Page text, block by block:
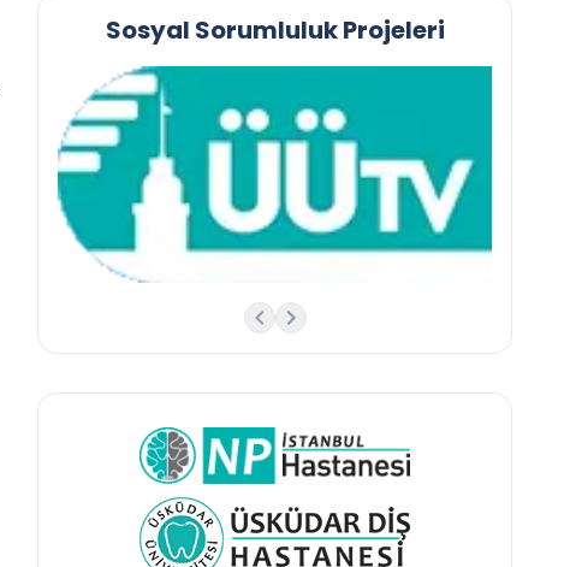
Sosyal Sorumluluk Projeleri